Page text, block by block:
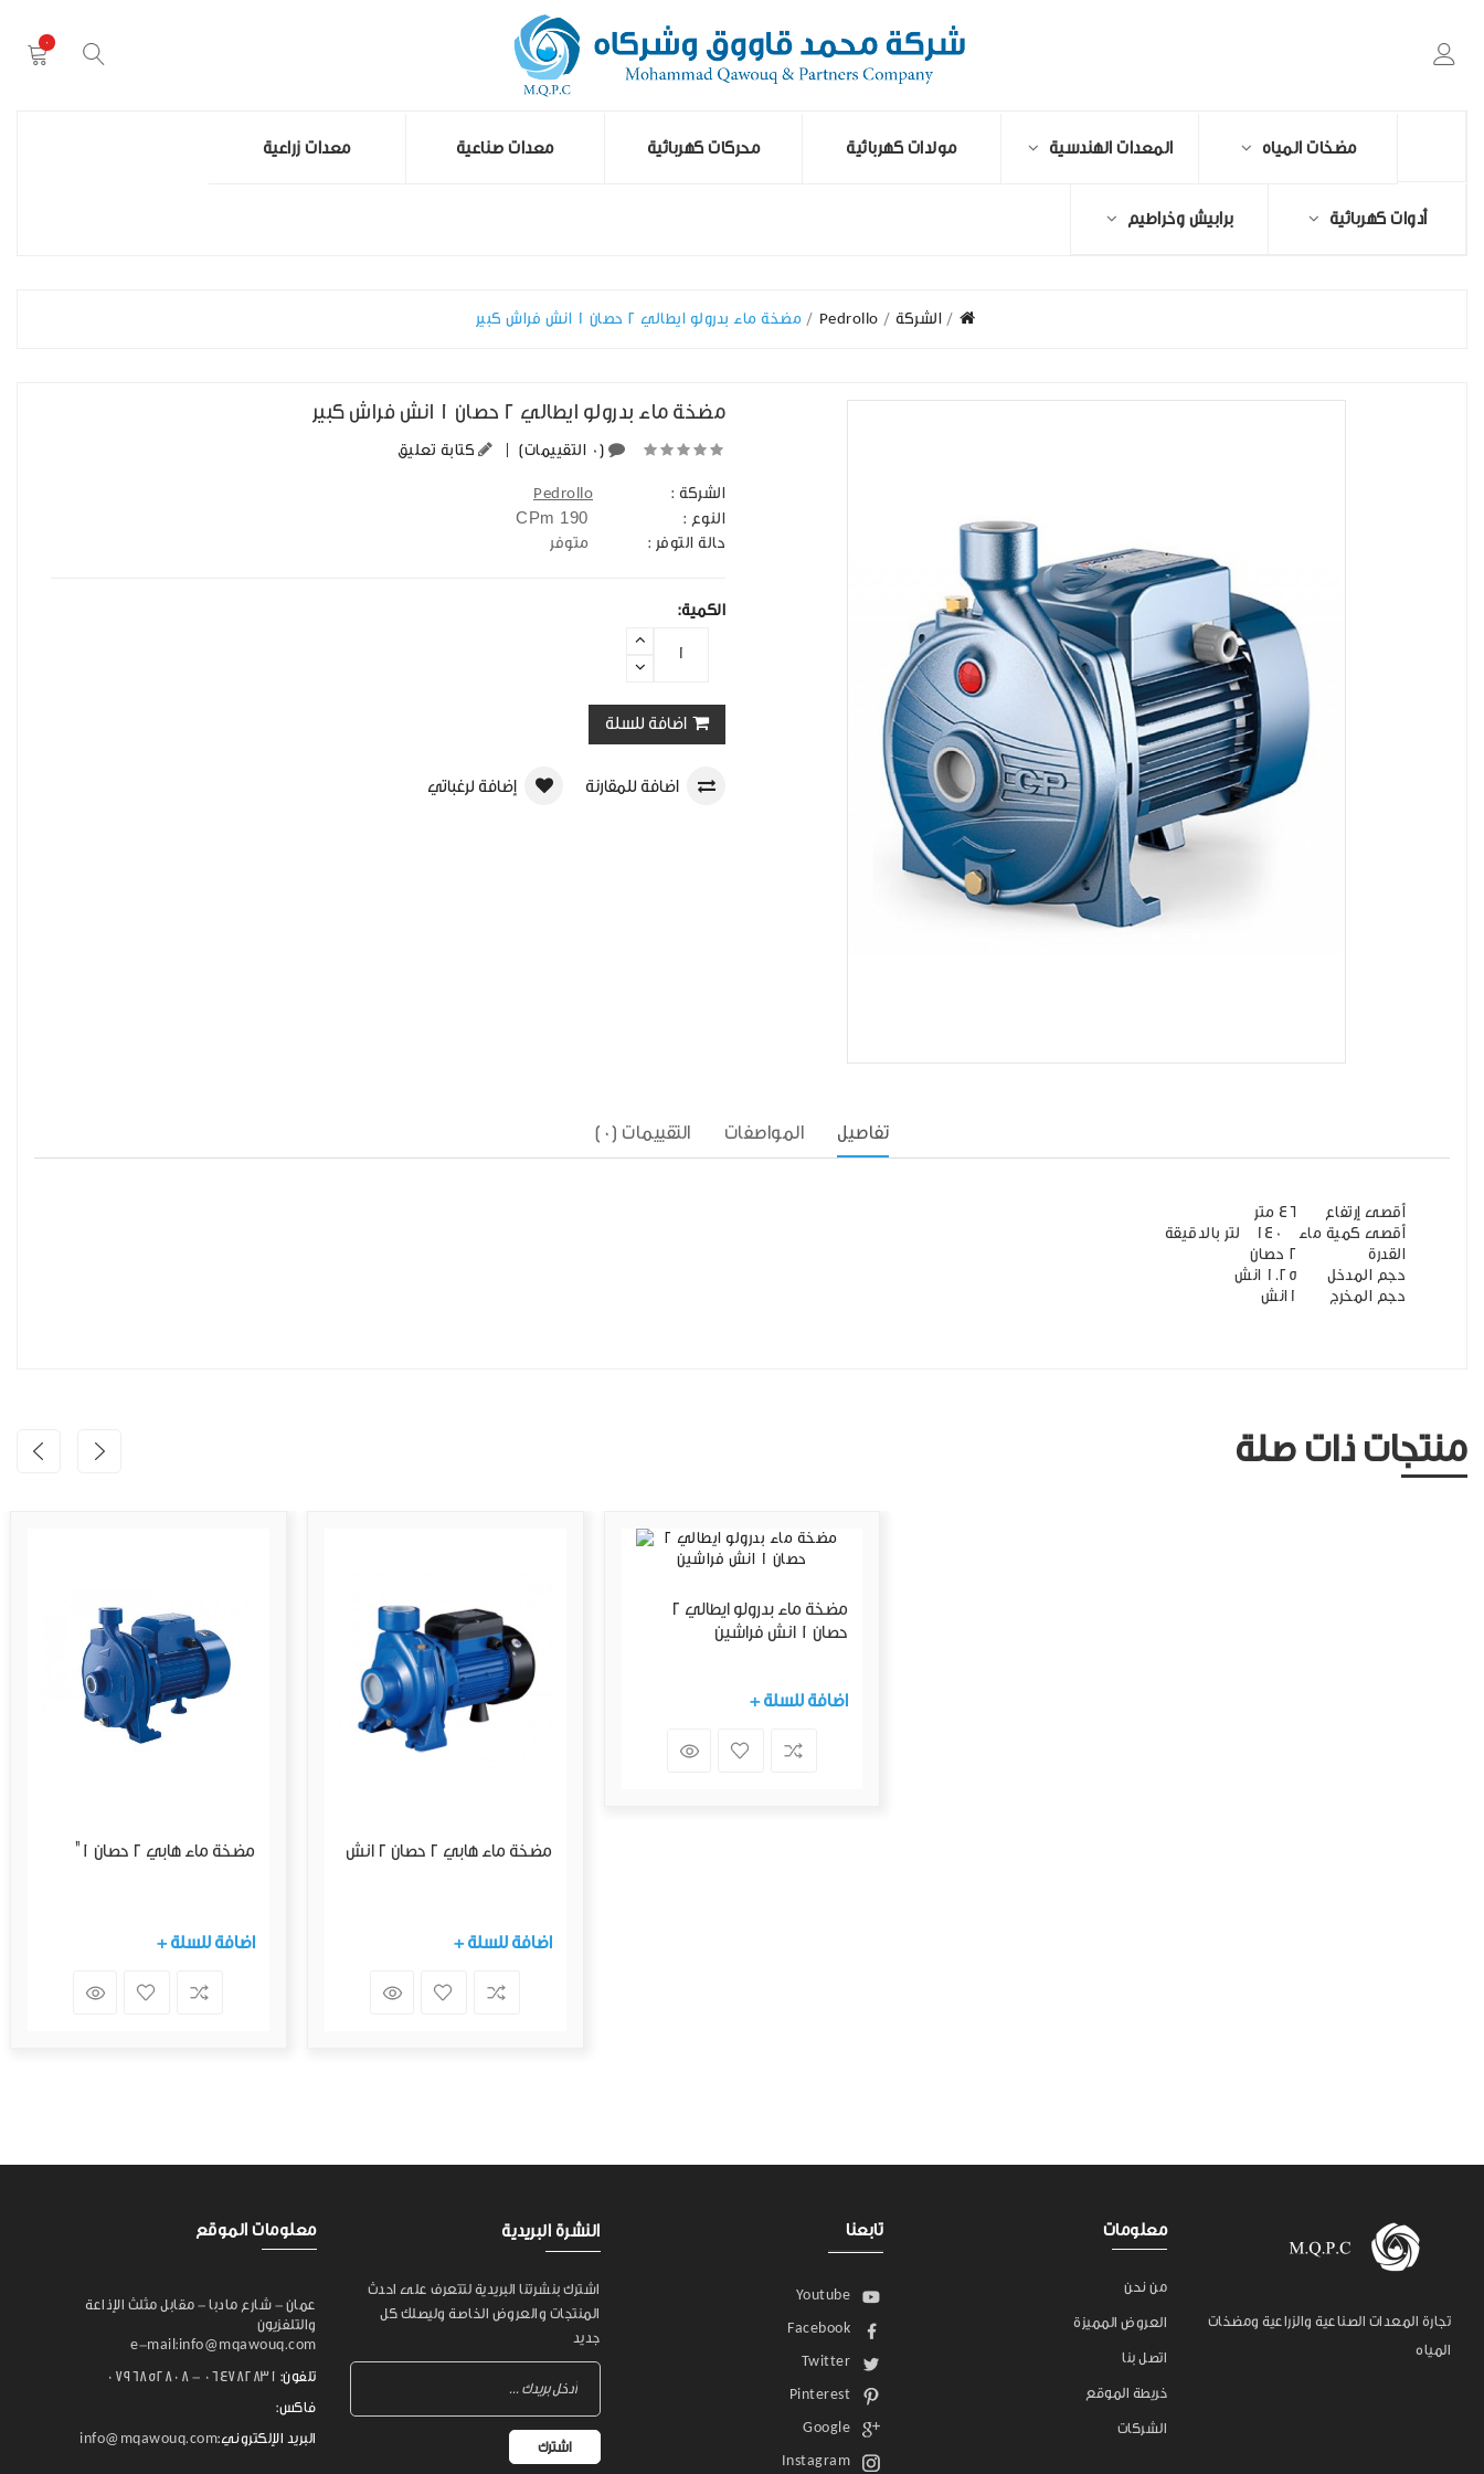
0
مضخات المياه المعدات الهندسية مولدات كهربائية محركات كهربائية معدات صناعية معدات زراعية
أدوات كهربائية برابيش وخراطيم
الشركة Pedrollo مضخة ماء بدرولو ايطالي 2 حصان 1 انش فراش كبير
مضخة ماء بدرولو ايطالي 2 حصان 1 انش فراش كبير
(0 التقييمات) كتابة تعليق
الشركة :
Pedrollo
النوع :
حالة التوفر : متوفر
الكمية:
اضافة للسلة
إضافة لرغباتي اضافة للمقارنة
تفاصيل المواصفات التقييمات (0)
أقصى إرتفاع
46 متر
أقصى كمية ماء
القدرة
2 حصان
حجم المدخل
1.25 انش
حجم المخرج
1انش
منتجات ذات صلة
مضخة ماء هابي 2 حصان 1"
+ اضافة للسلة
مضخة ماء هابي 2 حصان 2 انش
+ اضافة للسلة
مضخة ماء بدرولو ايطالي 2
حصان 1 انش فراشين
+ اضافة للسلة
تجارة المعدات الصناعية والزراعية ومضخات
المياه
معلومات
من نحن
العروض المميزة
اتصل بنا
خريطة الموقع
الشركات
تابعنا
Youtube
Facebook
Twitter
Pinterest
Google
Instagram
النشرة البريدية
اشترك بنشرتنا البريدية لتتعرف على احدث
المنتجات والعروض الخاصة وليصلك كل
جديد
اشترك
معلومات الموقع
عمان - شارع مادبا - مقابل مثلث الإذاعة
والتلفزيون
e-mail:info@mqawouq.com
تلفون: 064782831 - 0796852808
فاكس:
البريد الإلكتروني:info@mqawouq.com